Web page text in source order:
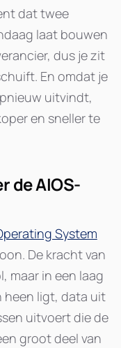
dat twee
laat bouwen
dus je zit
En omdat je
uitvindt,
en sneller te
de AIOS-
System
De kracht van
maar in een laag
heen ligt, data uit
uitvoert die de
groot deel van